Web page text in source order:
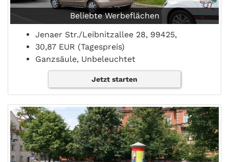
Beliebte Werbeflächen
Jenaer Str./Leibnitzallee 28, 99425,
30,87 EUR (Tagespreis)
Ganzsäule, Unbeleuchtet
Jetzt starten